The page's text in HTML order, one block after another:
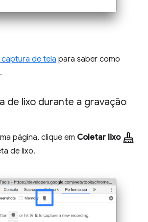
captura de tela para saber como
de lixo durante a gravação
página, clique em Coletar lixo mop
de lixo.